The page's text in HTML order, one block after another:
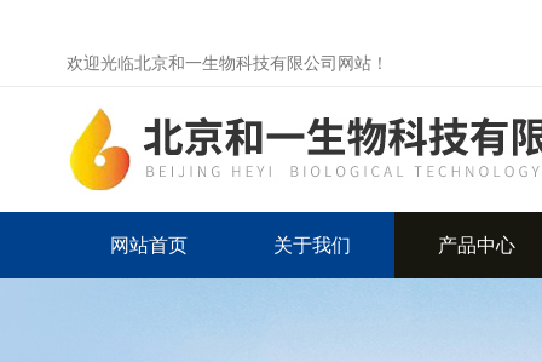
欢迎光临北京和一生物科技有限公司网站！
网站首页 关于我们 产品中心